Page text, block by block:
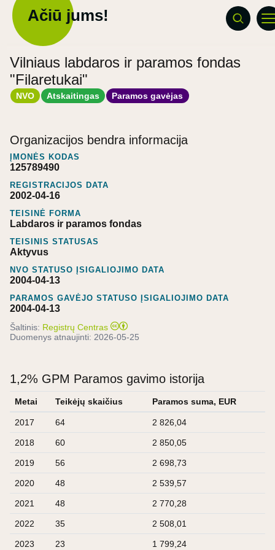
Ačiū jums!
Vilniaus labdaros ir paramos fondas
"Filaretukai"
NVO Atskaitingas Paramos gavėjas
Organizacijos bendra informacija
ĮMONĖS KODAS
125789490
REGISTRACIJOS DATA
2002-04-16
TEISINĖ FORMA
Labdaros ir paramos fondas
TEISINIS STATUSAS
Aktyvus
NVO STATUSO ĮSIGALIOJIMO DATA
2004-04-13
PARAMOS GAVĖJO STATUSO ĮSIGALIOJIMO DATA
2004-04-13
Šaltinis: Registrų Centras
Duomenys atnaujinti: 2026-05-25
1,2% GPM Paramos gavimo istorija
Metai Teikėjų skaičius Paramos suma, EUR
2017 64 2 826,04
2018 60 2 850,05
2019 56 2 698,73
2020 48 2 539,57
2021 48 2 770,28
2022 35 2 508,01
2023 23 1 799,24